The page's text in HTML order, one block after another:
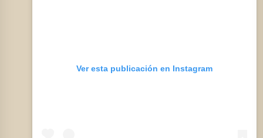
Ver esta publicación en Instagram